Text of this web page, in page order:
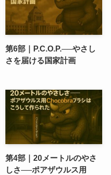
第6部｜P.C.O.P.──やさし
さを届ける国家計画
第4部｜20メートルのやさ
しさ──ポアザウルス用